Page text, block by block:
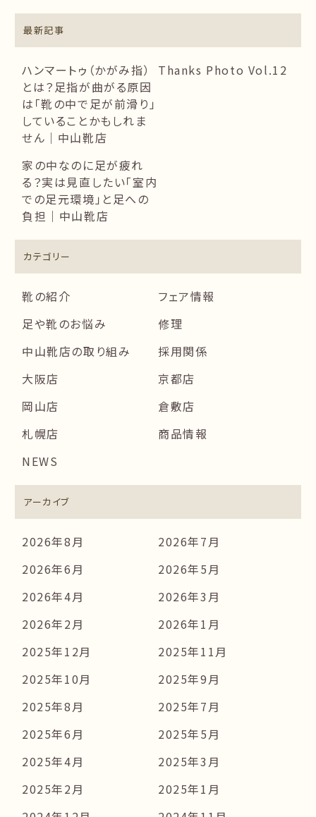
最新記事
ハンマートゥ（かがみ指）
とは？足指が曲がる原因
は「靴の中で足が前滑り」
していることかもしれま
せん｜中山靴店
Thanks Photo Vol.12
家の中なのに足が疲れ
る？実は見直したい「室内
での足元環境」と足への
負担｜中山靴店
カテゴリー
靴の紹介
フェア情報
足や靴のお悩み
修理
中山靴店の取り組み
採用関係
大阪店
京都店
岡山店
倉敷店
札幌店
商品情報
NEWS
アーカイブ
2026年8月
2026年7月
2026年6月
2026年5月
2026年4月
2026年3月
2026年2月
2026年1月
2025年12月
2025年11月
2025年10月
2025年9月
2025年8月
2025年7月
2025年6月
2025年5月
2025年4月
2025年3月
2025年2月
2025年1月